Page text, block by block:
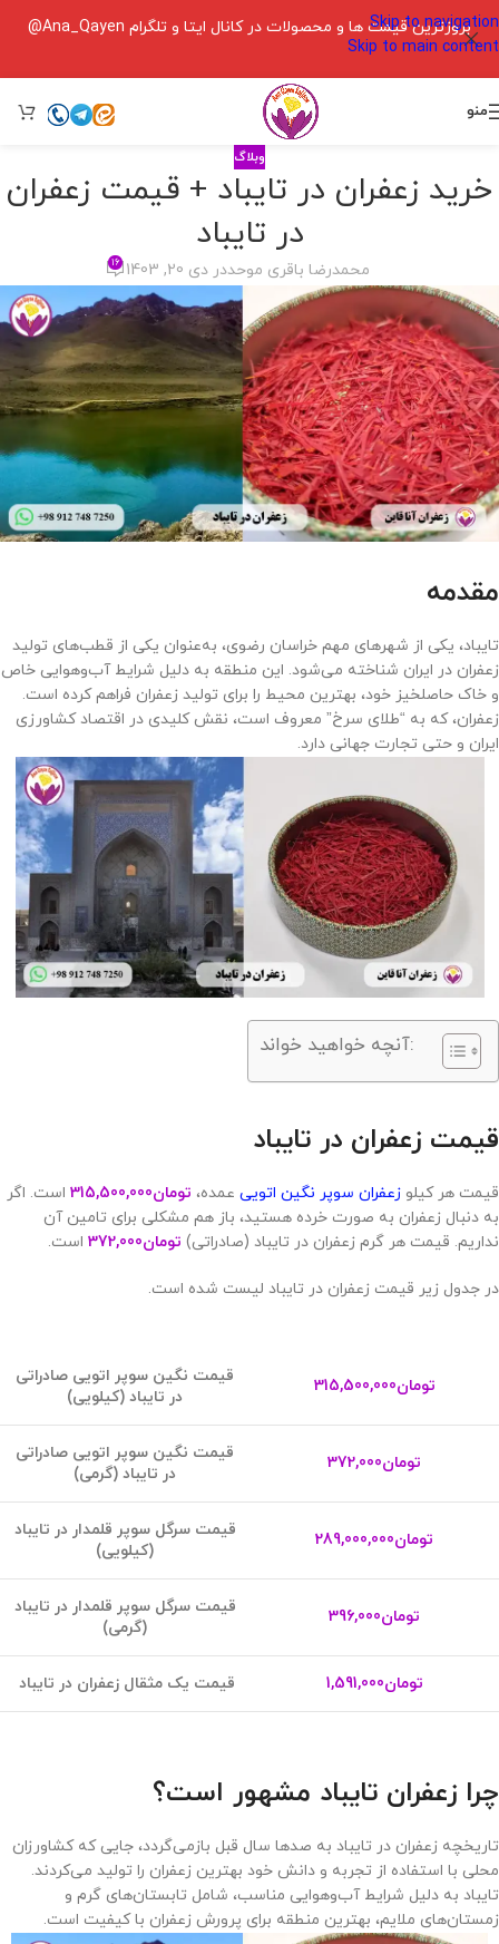
Skip to navigation
Skip to main content
بروزترین قیمت ها و محصولات در کانال ایتا و تلگرام Ana_Qayen@
منو
وبلاگ
خرید زعفران در تایباد + قیمت زعفران
در تایباد
محمدرضا باقری موحددر دی 20, 1403 ۱۶
مقدمه
تایباد، یکی از شهرهای مهم خراسان رضوی، به‌عنوان یکی از قطب‌های تولید
زعفران در ایران شناخته می‌شود. این منطقه به دلیل شرایط آب‌وهوایی خاص
و خاک حاصلخیز خود، بهترین محیط را برای تولید زعفران فراهم کرده است.
زعفران، که به “طلای سرخ” معروف است، نقش کلیدی در اقتصاد کشاورزی
ایران و حتی تجارت جهانی دارد.
آنچه خواهید خواند:
قیمت زعفران در تایباد
قیمت هر کیلو زعفران سوپر نگین اتویی عمده، تومان315,500,000 است. اگر
به دنبال زعفران به صورت خرده هستید، باز هم مشکلی برای تامین آن
نداریم. قیمت هر گرم زعفران در تایباد (صادراتی) تومان372,000 است.
در جدول زیر قیمت زعفران در تایباد لیست شده است.
تومان315,500,000
قیمت نگین سوپر اتویی صادراتی
در تایباد (کیلویی)
تومان372,000
قیمت نگین سوپر اتویی صادراتی
در تایباد (گرمی)
تومان289,000,000 قیمت سرگل سوپر قلمدار در تایباد
(کیلویی)
تومان396,000
قیمت سرگل سوپر قلمدار در تایباد
(گرمی)
تومان1,591,000 قیمت یک مثقال زعفران در تایباد
چرا زعفران تایباد مشهور است؟
تاریخچه زعفران در تایباد به صدها سال قبل بازمی‌گردد، جایی که کشاورزان
محلی با استفاده از تجربه و دانش خود بهترین زعفران را تولید می‌کردند.
تایباد به دلیل شرایط آب‌وهوایی مناسب، شامل تابستان‌های گرم و
زمستان‌های ملایم، بهترین منطقه برای پرورش زعفران با کیفیت است.